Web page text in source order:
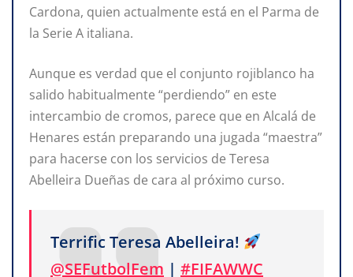
Cardona, quien actualmente está en el Parma de
la Serie A italiana.
Aunque es verdad que el conjunto rojiblanco ha
salido habitualmente “perdiendo” en este
intercambio de cromos, parece que en Alcalá de
Henares están preparando una jugada “maestra”
para hacerse con los servicios de Teresa
Abelleira Dueñas de cara al próximo curso.
Terrific Teresa Abelleira!
@SEFutbolFem | #FIFAWWC